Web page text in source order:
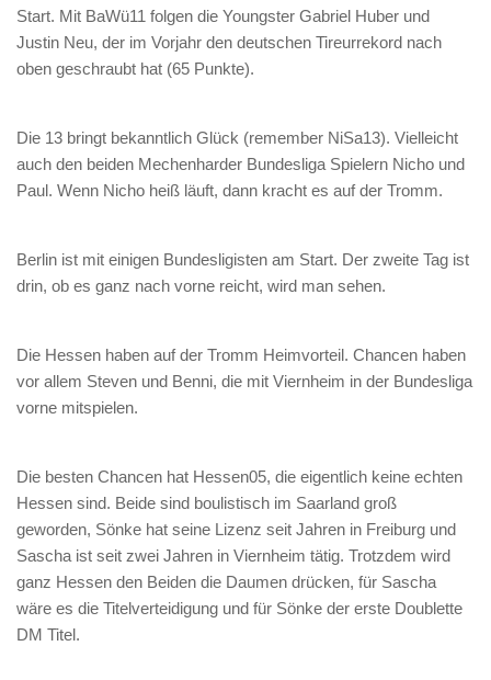
Start. Mit BaWü11 folgen die Youngster Gabriel Huber und
Justin Neu, der im Vorjahr den deutschen Tireurrekord nach
oben geschraubt hat (65 Punkte).
Die 13 bringt bekanntlich Glück (remember NiSa13). Vielleicht
auch den beiden Mechenharder Bundesliga Spielern Nicho und
Paul. Wenn Nicho heiß läuft, dann kracht es auf der Tromm.
Berlin ist mit einigen Bundesligisten am Start. Der zweite Tag ist
drin, ob es ganz nach vorne reicht, wird man sehen.
Die Hessen haben auf der Tromm Heimvorteil. Chancen haben
vor allem Steven und Benni, die mit Viernheim in der Bundesliga
vorne mitspielen.
Die besten Chancen hat Hessen05, die eigentlich keine echten
Hessen sind. Beide sind boulistisch im Saarland groß
geworden, Sönke hat seine Lizenz seit Jahren in Freiburg und
Sascha ist seit zwei Jahren in Viernheim tätig. Trotzdem wird
ganz Hessen den Beiden die Daumen drücken, für Sascha
wäre es die Titelverteidigung und für Sönke der erste Doublette
DM Titel.